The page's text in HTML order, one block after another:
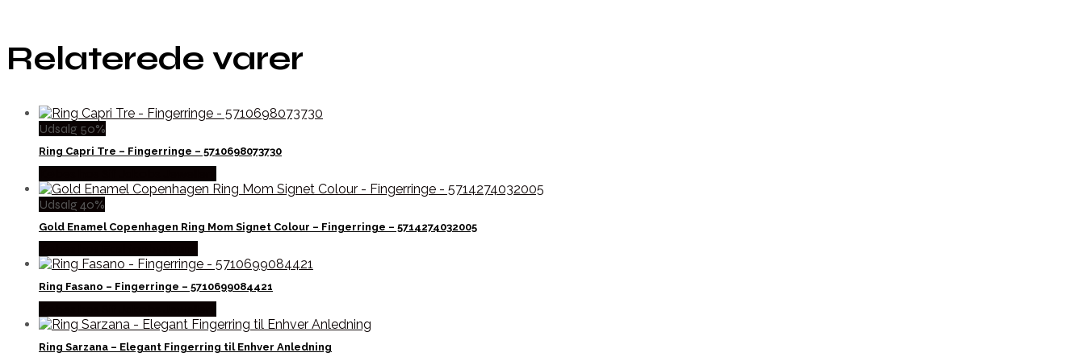
Relaterede varer
Udsalg 50%
Ring Capri Tre – Fingerringe – 5710698073730
Udsalg 40%
Gold Enamel Copenhagen Ring Mom Signet Colour – Fingerringe – 5714274032005
Ring Fasano – Fingerringe – 5710699084421
Ring Sarzana – Elegant Fingerring til Enhver Anledning